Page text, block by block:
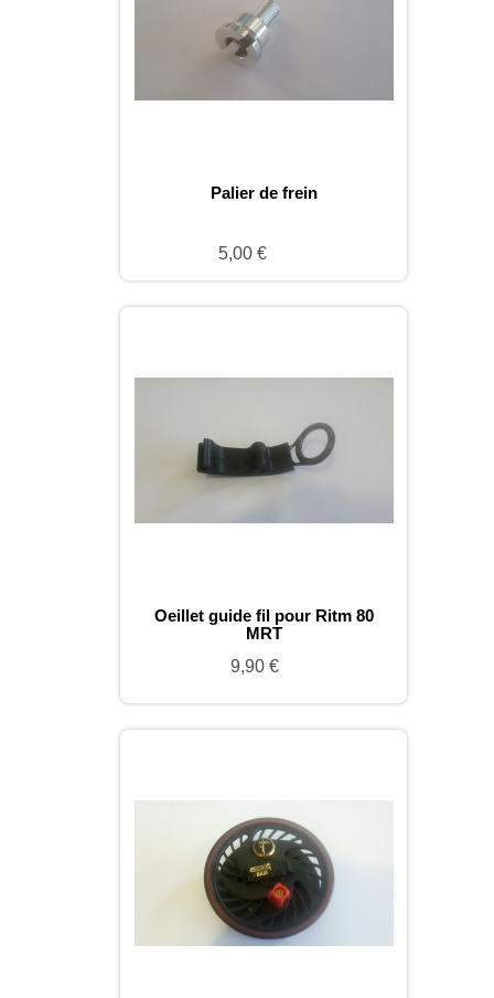
Palier de frein
5,00 €
Oeillet guide fil pour Ritm 80
MRT
9,90 €